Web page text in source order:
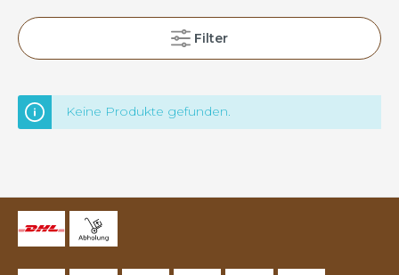
Filter
Keine Produkte gefunden.